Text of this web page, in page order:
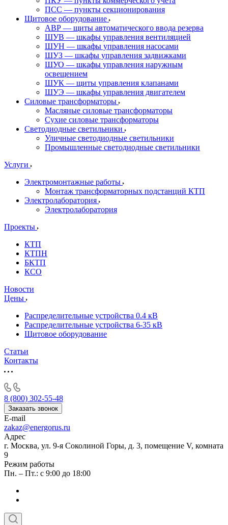
ПСС — пункты секционирования
Щитовое оборудование
АВР — щиты автоматического ввода резерва
ШУВ — шкафы управления вентиляцией
ШУН — шкафы управления насосами
ШУЗ — шкафы управления задвижками
ШУО — шкафы управления наружным
освещением
ШУК — щиты управления клапанами
ШУЭ — шкафы управления двигателем
Силовые трансформаторы
Масляные силовые трансформаторы
Сухие силовые трансформаторы
Светодиодные светильники
Уличные светодиодные светильники
Промышленные светодиодные светильники
Услуги
Электромонтажные работы
Монтаж трансформаторных подстанций КТП
Электролаборатория
Электролаборатория
Проекты
КТП
КТПН
БКТП
КСО
Новости
Цены
Распределительные устройства 0.4 кВ
Распределительные устройства 6-35 кВ
Щитовое оборудование
Статьи
Контакты
8 (800) 302-55-48
Заказать звонок
E-mail
zakaz@energorus.ru
Адрес
г. Москва, ул. 9-я Соколиной Горы, д. 3, помещение V, комната
9
Режим работы
Пн. – Пт.: с 9:00 до 18:00